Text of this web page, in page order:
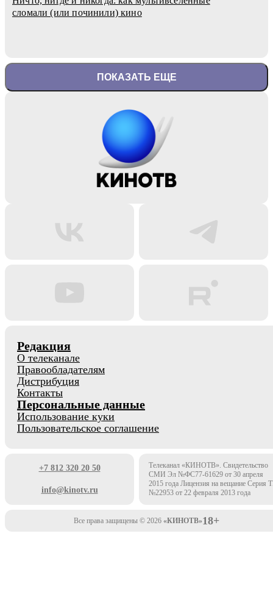
сломали (или починили) кино
ПОКАЗАТЬ ЕЩЕ
Редакция
О телеканале
Правообладателям
Дистрибуция
Контакты
Персональные данные
Использование куки
Пользовательское соглашение
+7 812 320 20 50
info@kinotv.ru
Телеканал «КИНОТВ». Свидетельство
СМИ Эл №ФС77-61629 от 30 апреля
2015 года Лицензия на вещание Серия
№22953 от 22 февраля 2013 года
Все права защищены © 2026 «КИНОТВ»18+